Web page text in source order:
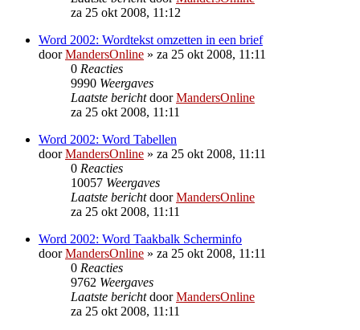
za 25 okt 2008, 11:12
Word 2002: Wordtekst omzetten in een brief
doorMandersOnline » za 25 okt 2008, 11:11
0 Reacties
9990 Weergaves
Laatste berichtdoorMandersOnline
za 25 okt 2008, 11:11
Word 2002: Word Tabellen
doorMandersOnline » za 25 okt 2008, 11:11
0 Reacties
10057 Weergaves
Laatste berichtdoorMandersOnline
za 25 okt 2008, 11:11
Word 2002: Word Taakbalk Scherminfo
doorMandersOnline » za 25 okt 2008, 11:11
0 Reacties
9762 Weergaves
Laatste berichtdoorMandersOnline
za 25 okt 2008, 11:11